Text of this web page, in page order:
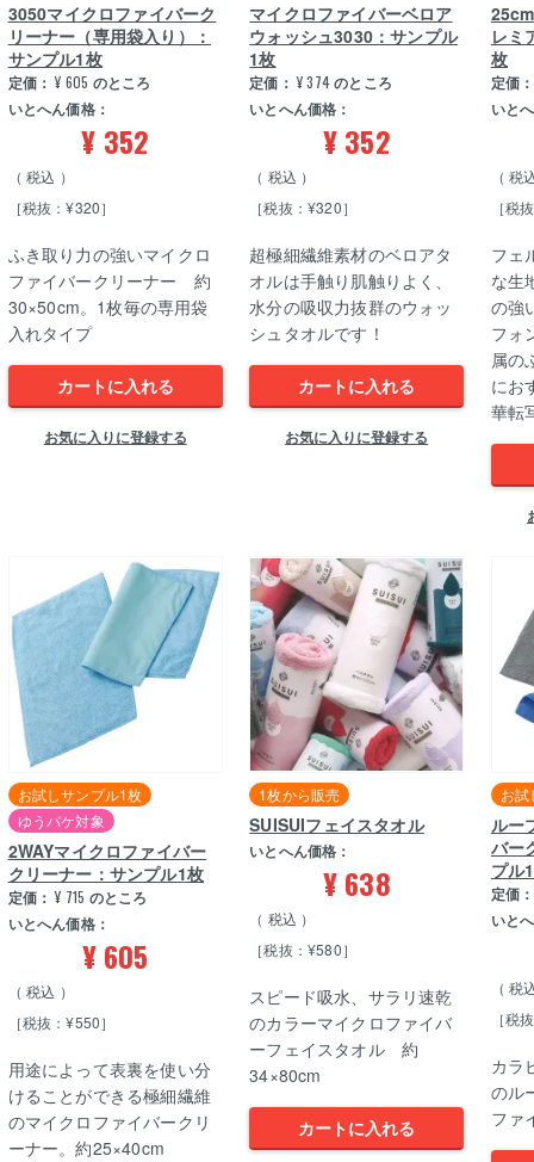
3050マイクロファイバーク
リーナー（専用袋入り）：
サンプル1枚
定価： ¥ 605 のところ
いとへん価格：
¥ 352
税込
［税抜：¥320］
ふき取り力の強いマイクロ
ファイバークリーナー 約
30×50cm。1枚毎の専用袋
入れタイプ
カートに入れる
お気に入りに登録する
マイクロファイバーベロア
ウォッシュ3030：サンプル
1枚
定価： ¥ 374のところ
いとへん価格：
¥352
税込
［税抜：¥320］
超極細繊維素材のベロアタ
オルは手触り肌触りよく、
水分の吸収力抜群のウォッ
シュタオルです！
カートに入れる
お気に入りに登録する
レミ
枚
定価：
いと
税
［税
フェ
な生
の強
フォ
属の
にお
華転
お試しサンプル1枚
ゆうパケ対象
2WAYマイクロファイバー
クリーナー：サンプル1枚
定価： ¥ 715 のところ
いとへん価格：
¥ 605
税込
［税抜：¥550］
用途によって表裏を使い分
けることができる極細繊維
のマイクロファイバークリ
ーナー。約25×40cm
1枚から販売
SUISUIフェイスタオル
いとへん価格：
¥638
税込
［税抜：¥580］
スピード吸水、サラリ速乾
のカラーマイクロファイバ
ーフェイスタオル 約
34×80cm
カートに入れる
お
ルー
バー
プル
定価：
いと
税
［税
カラ
のル
ファ